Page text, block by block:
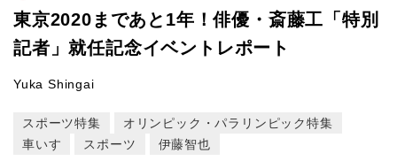
東京2020まであと1年！俳優・斎藤工「特別
記者」就任記念イベントレポート
Yuka Shingai
スポーツ特集
オリンピック・パラリンピック特集
車いす
スポーツ 伊藤智也